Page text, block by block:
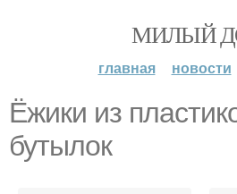
МИЛЫЙ
главная новости
Ёжики из
бутылок